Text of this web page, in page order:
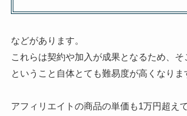
などがあります。
これらは契約や加入が成果となるため、そ
ということ自体とても難易度が高くなりま
アフィリエイトの商品の単価も1万円超え